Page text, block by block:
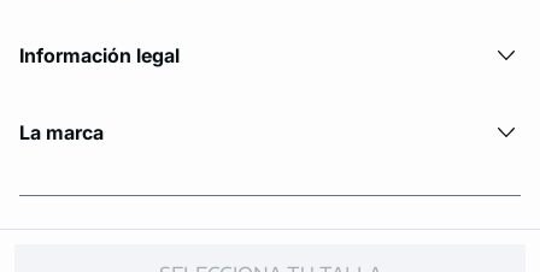
Información legal
La marca